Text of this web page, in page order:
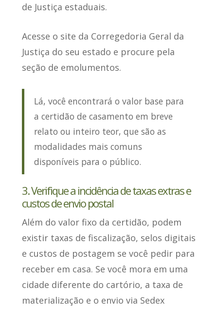
de Justiça estaduais.
Acesse o site da Corregedoria Geral da
Justiça do seu estado e procure pela
seção de emolumentos.
Lá, você encontrará o valor base para
a certidão de casamento em breve
relato ou inteiro teor, que são as
modalidades mais comuns
disponíveis para o público.
3. Verifique a incidência de taxas extras e
custos de envio postal
Além do valor fixo da certidão, podem
existir taxas de fiscalização, selos digitais
e custos de postagem se você pedir para
receber em casa. Se você mora em uma
cidade diferente do cartório, a taxa de
materialização e o envio via Sedex